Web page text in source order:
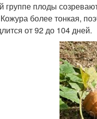
группе плоды
более тонкая,
от 92 до 104 дней.